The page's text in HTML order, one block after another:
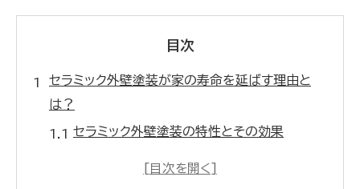
目次
セラミック外壁塗装が家の寿命を延ばす理由と
は？
セラミック外壁塗装の特性とその効果
耐久性に優れたセラミック素材の秘密